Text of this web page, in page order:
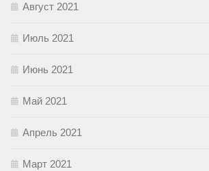
Август 2021
Июль 2021
Июнь 2021
Май 2021
Апрель 2021
Март 2021